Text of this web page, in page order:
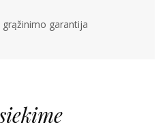
grąžinimo garantija